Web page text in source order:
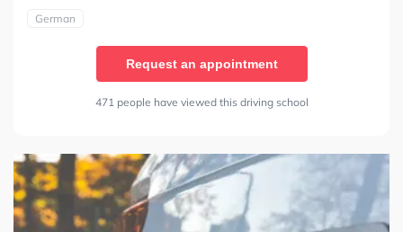
German
Request an appointment
471 people have viewed this driving school